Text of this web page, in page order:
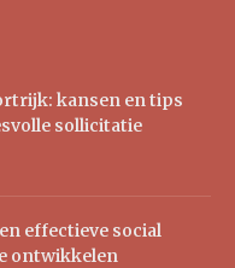
kansen en tips
sollicitatie
effectieve social
ontwikkelen